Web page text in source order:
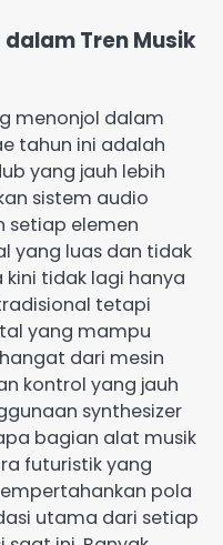
Tren Musik
menonjol dalam
tahun ini adalah
yang jauh lebih
sistem audio
setiap elemen
yang luas dan tidak
kini tidak lagi hanya
tetapi
yang mampu
dari mesin
kontrol yang jauh
synthesizer
bagian alat musik
futuristik yang
pola
utama dari setiap